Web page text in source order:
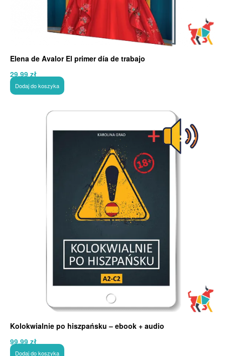
Elena de Avalor El primer día de trabajo
29,99zł
Dodaj do koszyka
Kolokwialnie po hiszpańsku – ebook + audio
99,99zł
Dodaj do koszyka